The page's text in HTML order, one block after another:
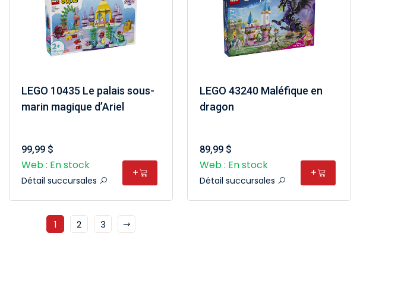
LEGO 10435 Le palais sous-
marin magique d’Ariel
99,99 $
Web : En stock
Détail succursales
+
LEGO 43240 Maléfique en
dragon
89,99 $
Web : En stock
Détail succursales
+
1 2 3